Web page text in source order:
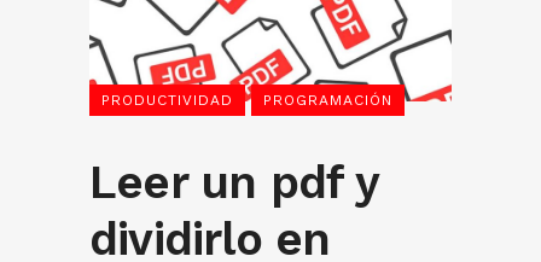
PRODUCTIVIDAD PROGRAMACIÓN
Leer un pdf y
dividirlo en